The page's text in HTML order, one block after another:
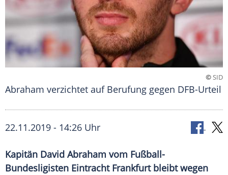
©SID
Abraham verzichtet auf Berufung gegen DFB-Urteil
22.11.2019 - 14:26 Uhr
Kapitän David Abraham vom Fußball-
Bundesligisten Eintracht Frankfurt bleibt wegen